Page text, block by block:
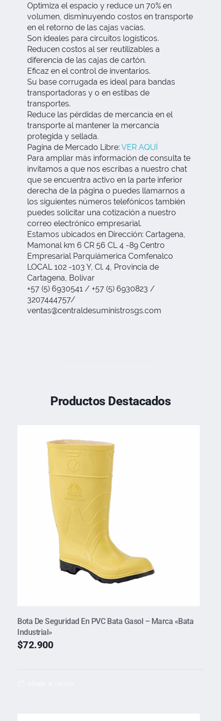
Optimiza el espacio y reduce un 70% en
volumen, disminuyendo costos en transporte
en el retorno de las cajas vacías.
Son ideales para circuitos logísticos.
Reducen costos al ser reutilizables a
diferencia de las cajas de cartón.
Eficaz en el control de inventarios.
Su base corrugada es ideal para bandas
transportadoras y o en estibas de
transportes.
Reduce las pérdidas de mercancía en el
transporte al mantener la mercancía
protegida y sellada.
Pagina de Mercado Libre: VER AQUÍ
Para ampliar más información de consulta te
invitamos a que nos escribas a nuestro chat
que se encuentra activo en la parte inferior
derecha de la página o puedes llamarnos a
los siguientes números telefónicos también
puedes solicitar una cotización a nuestro
correo electrónico empresarial.
Estamos ubicados en Dirección: Cartagena,
Mamonal km 6 CR 56 CL 4 -89 Centro
Empresarial Parquiámerica Comfenalco
LOCAL 102 -103 Y, Cl. 4, Provincia de
Cartagena, Bolívar
+57 (5) 6930541 / +57 (5) 6930823 /
3207444757/
ventas@centraldesuministrosgs.com
Productos Destacados
Bota De Seguridad En PVC Bata Gasol – Marca «Bata
Industrial»
$72.900